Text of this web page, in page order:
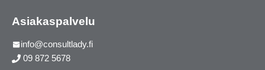
Asiakaspalvelu
info@consultlady.fi
09 872 5678